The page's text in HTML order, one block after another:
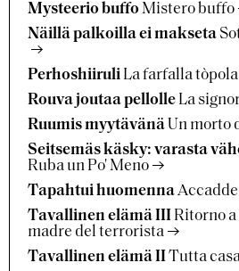
Mysteerio buffoMistero buffo
Näillä palkoilla ei makseta
Perhoshiiruli La farfalla tòpola
Rouva joutaa pellolle La
Ruumis myytävänä Un morto
Seitsemäs käsky: varasta
Ruba un Po' Meno
Tapahtui huomenna
Tavallinen elämä III Ritorno a
madre del terrorista
Tavallinen elämä IITutta